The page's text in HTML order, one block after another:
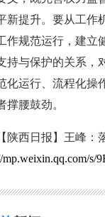
新提升。要从工作
作规范运行，建立
持与保护的关系，
化运行、流程化操
撑腰鼓劲。
【陕西日报】王峰：
mp.weixin.qq.com/s/